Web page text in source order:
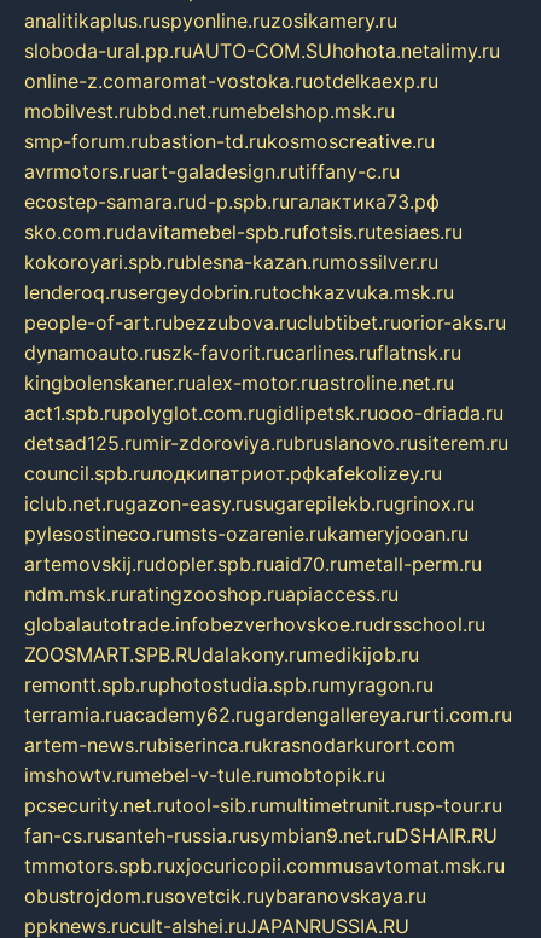
analitikaplus.ruspyonline.ruzosikamery.ru
sloboda-ural.pp.ruAUTO-COM.SUhohota.netalimy.ru
online-z.comaromat-vostoka.ruotdelkaexp.ru
mobilvest.rubbd.net.rumebelshop.msk.ru
smp-forum.rubastion-td.rukosmoscreative.ru
avrmotors.ruart-galadesign.rutiffany-c.ru
ecostep-samara.rud-p.spb.ruгалактика73.рф
sko.com.rudavitamebel-spb.rufotsis.rutesiaes.ru
kokoroyari.spb.rublesna-kazan.rumossilver.ru
lenderoq.rusergeydobrin.rutochkazvuka.msk.ru
people-of-art.rubezzubova.ruclubtibet.ruorior-aks.ru
dynamoauto.ruszk-favorit.rucarlines.ruflatnsk.ru
kingbolenskaner.rualex-motor.ruastroline.net.ru
act1.spb.rupolyglot.com.rugidlipetsk.ruooo-driada.ru
detsad125.rumir-zdoroviya.rubruslanovo.rusiterem.ru
council.spb.ruлодкипатриот.рфkafekolizey.ru
iclub.net.rugazon-easy.rusugarepilekb.rugrinox.ru
pylesostineco.rumsts-ozarenie.rukameryjooan.ru
artemovskij.rudopler.spb.ruaid70.rumetall-perm.ru
ndm.msk.ruratingzooshop.ruapiaccess.ru
globalautotrade.infobezverhovskoe.rudrsschool.ru
ZOOSMART.SPB.RUdalakony.rumedikijob.ru
remontt.spb.ruphotostudia.spb.rumyragon.ru
terramia.ruacademy62.rugardengallereya.rurti.com.ru
artem-news.rubiserinca.rukrasnodarkurort.com
imshowtv.rumebel-v-tule.rumobtopik.ru
pcsecurity.net.rutool-sib.rumultimetrunit.rusp-tour.ru
fan-cs.rusanteh-russia.rusymbian9.net.ruDSHAIR.RU
tmmotors.spb.ruxjocuricopii.commusavtomat.msk.ru
obustrojdom.rusovetcik.ruybaranovskaya.ru
ppknews.rucult-alshei.ruJAPANRUSSIA.RU